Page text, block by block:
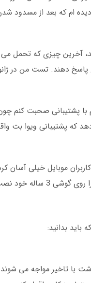
ام که بعد از
آخرین چیزی که تحمل می
داد متوسط زمان ورود به سایت ویوا بت کمتر از 3
که پشتیبانی ویوا بت
کاربران موبایل
و هیچ مشکلی نداشتم.
باید بدانید: